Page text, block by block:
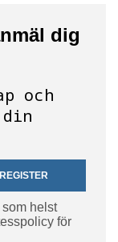
dig
och
REGISTER
helst
för